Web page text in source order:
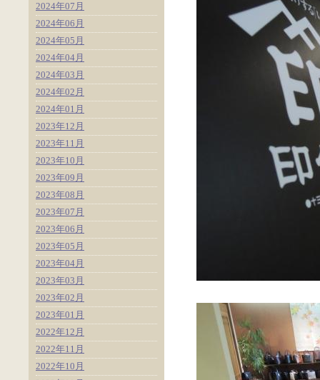
2024年07月
2024年06月
2024年05月
2024年04月
2024年03月
2024年02月
2024年01月
2023年12月
2023年11月
2023年10月
2023年09月
2023年08月
2023年07月
2023年06月
2023年05月
2023年04月
2023年03月
2023年02月
2023年01月
2022年12月
2022年11月
2022年10月